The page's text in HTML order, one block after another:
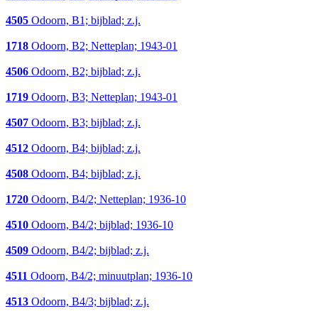
4505 Odoorn, B1; bijblad; z.j.
1718 Odoorn, B2; Netteplan; 1943-01
4506 Odoorn, B2; bijblad; z.j.
1719 Odoorn, B3; Netteplan; 1943-01
4507 Odoorn, B3; bijblad; z.j.
4512 Odoorn, B4; bijblad; z.j.
4508 Odoorn, B4; bijblad; z.j.
1720 Odoorn, B4/2; Netteplan; 1936-10
4510 Odoorn, B4/2; bijblad; 1936-10
4509 Odoorn, B4/2; bijblad; z.j.
4511 Odoorn, B4/2; minuutplan; 1936-10
4513 Odoorn, B4/3; bijblad; z.j.